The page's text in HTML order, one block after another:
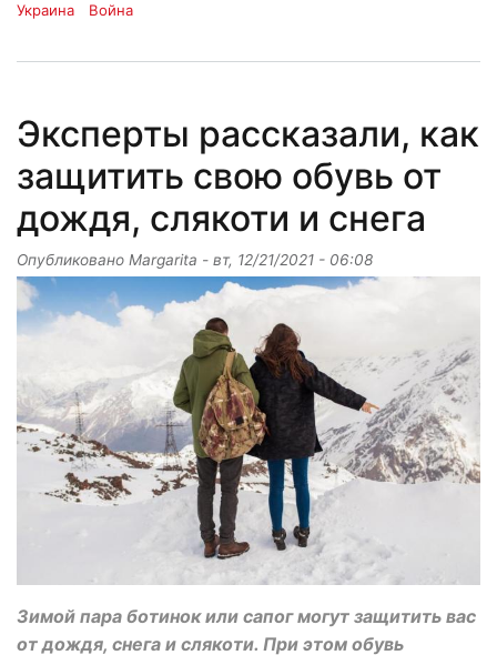
Украина
Война
Эксперты рассказали, как
защитить свою обувь от
дождя, слякоти и снега
Опубликовано Margarita - вт, 12/21/2021 - 06:08
Зимой пара ботинок или сапог могут защитить вас
от дождя, снега и слякоти. При этом обувь